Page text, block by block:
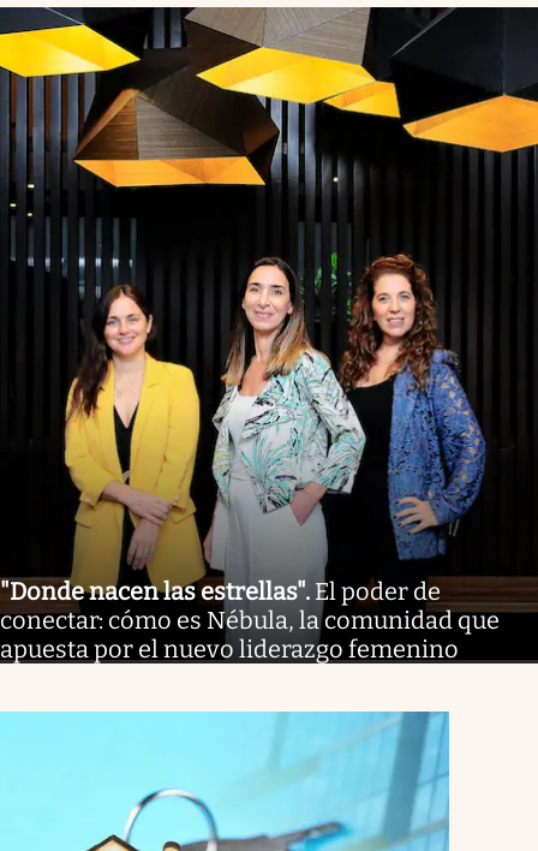
"Donde nacen las estrellas". El poder de
conectar: cómo es Nébula, la comunidad que
apuesta por el nuevo liderazgo femenino